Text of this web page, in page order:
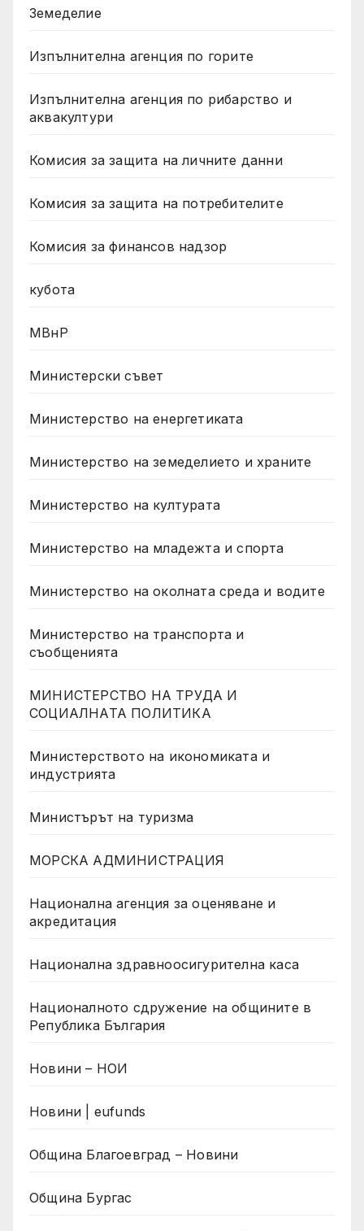
Земеделие
Изпълнителна агенция по горите
Изпълнителна агенция по рибарство и
аквакултури
Комисия за защита на личните данни
Комисия за защита на потребителите
Комисия за финансов надзор
кубота
МВнР
Министерски съвет
Министерство на енергетиката
Министерство на земеделието и храните
Министерство на културата
Министерство на младежта и спорта
Министерство на околната среда и водите
Министерство на транспорта и
съобщенията
МИНИСТЕРСТВО НА ТРУДА И
СОЦИАЛНАТА ПОЛИТИКА
Министерството на икономиката и
индустрията
Министърът на туризма
МОРСКА АДМИНИСТРАЦИЯ
Национална агенция за оценяване и
акредитация
Национална здравноосигурителна каса
Националното сдружение на общините в
Република България
Новини – НОИ
Новини | eufunds
Община Благоевград – Новини
Община Бургас